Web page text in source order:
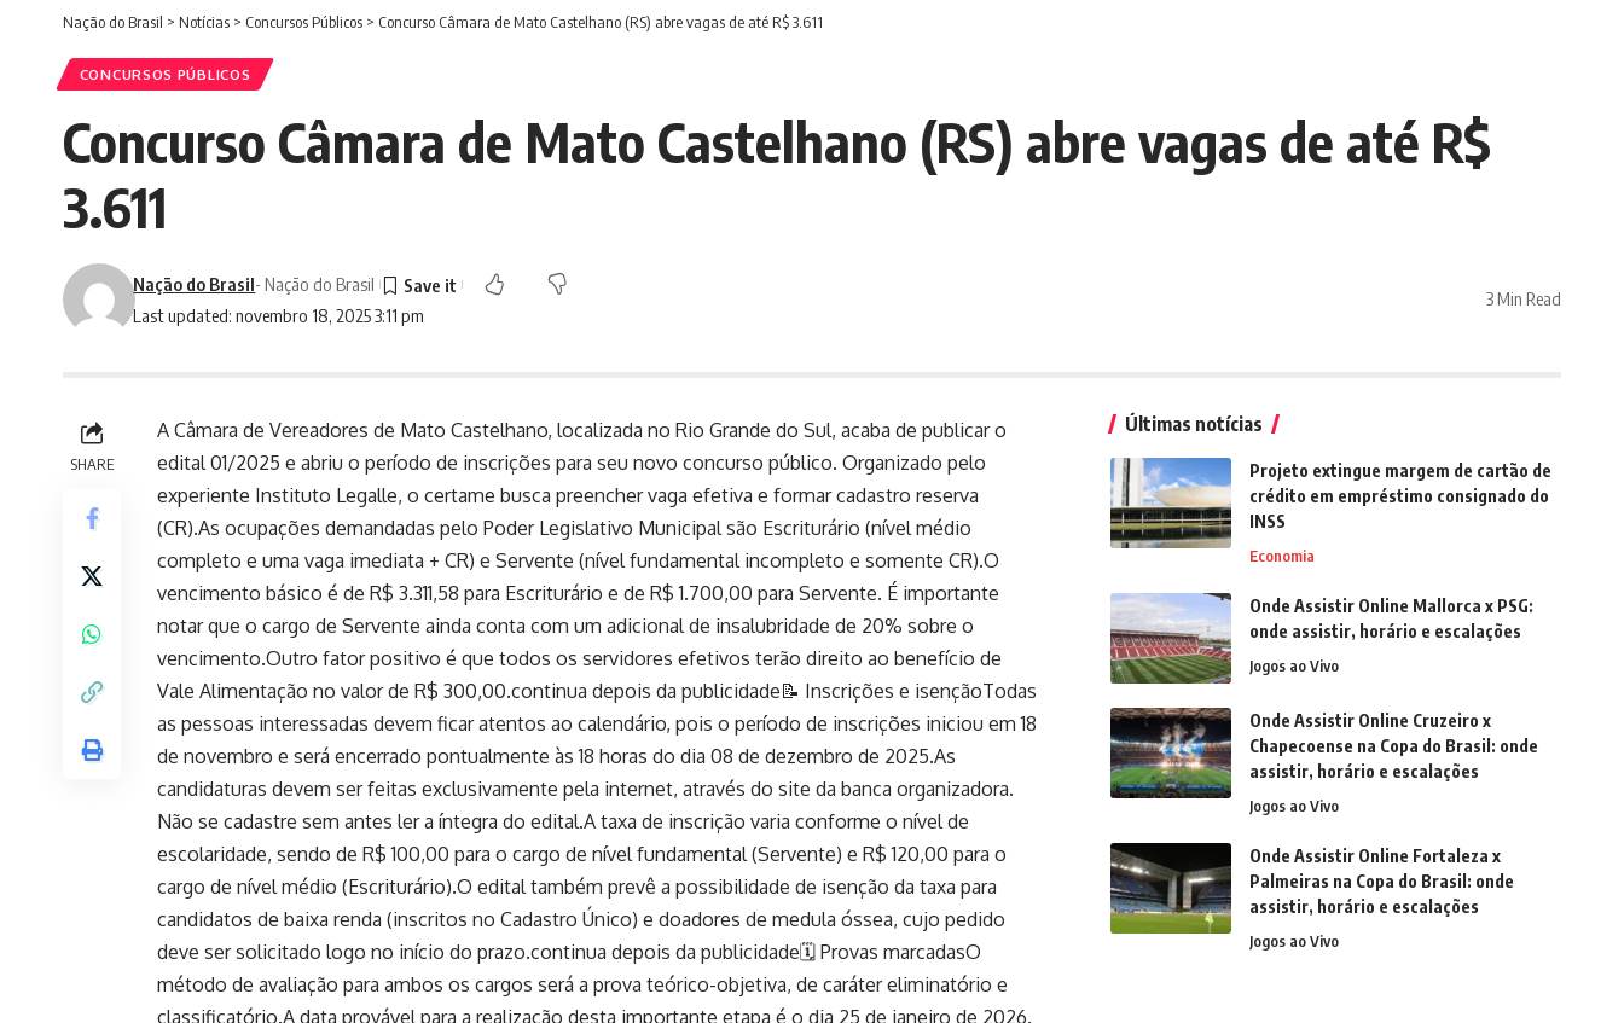
Nação do Brasil > Notícias > Concursos Públicos > Concurso Câmara de Mato Castelhano (RS) abre vagas de até R$ 3.611
CONCURSOS PÚBLICOS
Concurso Câmara de Mato Castelhano (RS) abre vagas de até R$
3.611
Last updated: novembro 18, 2025 3:11 pm
Nação do Brasil- Nação do Brasil
3 Min Read
SHARE
A Câmara de Vereadores de Mato Castelhano, localizada no Rio Grande do Sul, acaba de publicar o
edital 01/2025 e abriu o período de inscrições para seu novo concurso público. Organizado pelo
experiente Instituto Legalle, o certame busca preencher vaga efetiva e formar cadastro reserva
(CR).As ocupações demandadas pelo Poder Legislativo Municipal são Escriturário (nível médio
completo e uma vaga imediata + CR) e Servente (nível fundamental incompleto e somente CR).O
vencimento básico é de R$ 3.311,58 para Escriturário e de R$ 1.700,00 para Servente. É importante
notar que o cargo de Servente ainda conta com um adicional de insalubridade de 20% sobre o
vencimento.Outro fator positivo é que todos os servidores efetivos terão direito ao benefício de
Vale Alimentação no valor de R$ 300,00.continua depois da publicidade📝 Inscrições e isençãoTodas
as pessoas interessadas devem ficar atentos ao calendário, pois o período de inscrições iniciou em 18
de novembro e será encerrado pontualmente às 18 horas do dia 08 de dezembro de 2025.As
candidaturas devem ser feitas exclusivamente pela internet, através do site da banca organizadora.
Não se cadastre sem antes ler a íntegra do edital.A taxa de inscrição varia conforme o nível de
escolaridade, sendo de R$ 100,00 para o cargo de nível fundamental (Servente) e R$ 120,00 para o
cargo de nível médio (Escriturário).O edital também prevê a possibilidade de isenção da taxa para
candidatos de baixa renda (inscritos no Cadastro Único) e doadores de medula óssea, cujo pedido
deve ser solicitado logo no início do prazo.continua depois da publicidade🗓️ Provas marcadasO
método de avaliação para ambos os cargos será a prova teórico-objetiva, de caráter eliminatório e
classificatório.A data provável para a realização desta importante etapa é o dia 25 de janeiro de 2026.
Últimas notícias
Projeto extingue margem de cartão de
crédito em empréstimo consignado do
INSS
Economia
Onde Assistir Online Mallorca x PSG:
onde assistir, horário e escalações
Jogos ao Vivo
Onde Assistir Online Cruzeiro x
Chapecoense na Copa do Brasil: onde
assistir, horário e escalações
Jogos ao Vivo
Onde Assistir Online Fortaleza x
Palmeiras na Copa do Brasil: onde
assistir, horário e escalações
Jogos ao Vivo